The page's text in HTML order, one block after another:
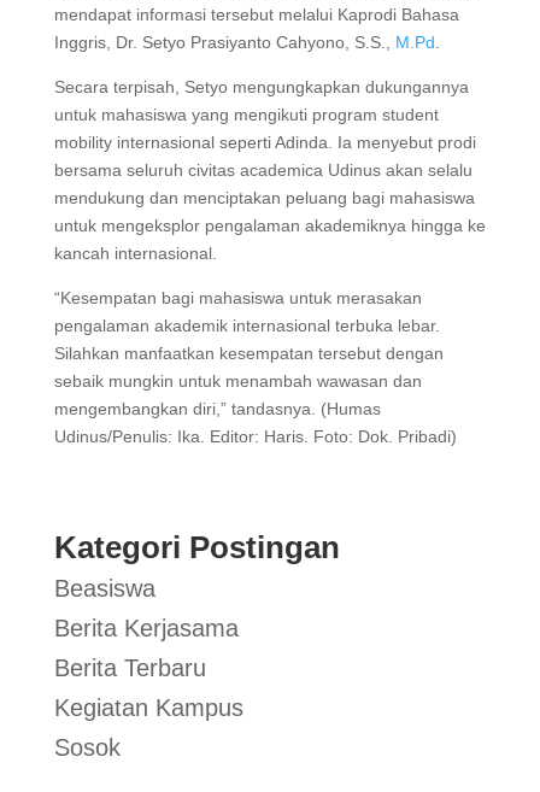
mendapat informasi tersebut melalui Kaprodi Bahasa
Inggris, Dr. Setyo Prasiyanto Cahyono, S.S., M.Pd
Secara terpisah, Setyo mengungkapkan dukungannya
untuk mahasiswa yang mengikuti program student
mobility internasional seperti Adinda. Ia menyebut prodi
bersama seluruh civitas academica Udinus akan selalu
mendukung dan menciptakan peluang bagi mahasiswa
untuk mengeksplor pengalaman akademiknya hingga ke
kancah internasional.
“Kesempatan bagi mahasiswa untuk merasakan
pengalaman akademik internasional terbuka lebar.
Silahkan manfaatkan kesempatan tersebut dengan
sebaik mungkin untuk menambah wawasan dan
mengembangkan diri,” tandasnya. (Humas
Udinus/Penulis: Ika. Editor: Haris. Foto: Dok. Pribadi)
Kategori Postingan
Beasiswa
Berita Kerjasama
Berita Terbaru
Kegiatan Kampus
Sosok